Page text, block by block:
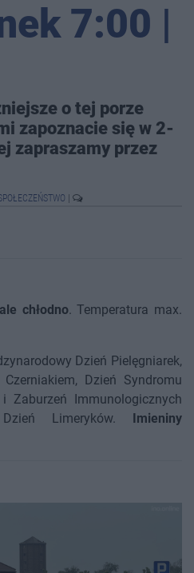
7:00 |
o tej porze
zapoznacie się w 2-
zapraszamy przez
chłodno. Temperatura max.
Dzień Pielęgniarek,
Dzień Syndromu
Zaburzeń Immunologicznych
Limeryków.
Imieniny